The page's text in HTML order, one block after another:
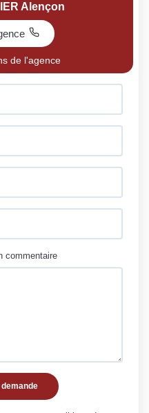
Alençon
de l'agence
commentaire